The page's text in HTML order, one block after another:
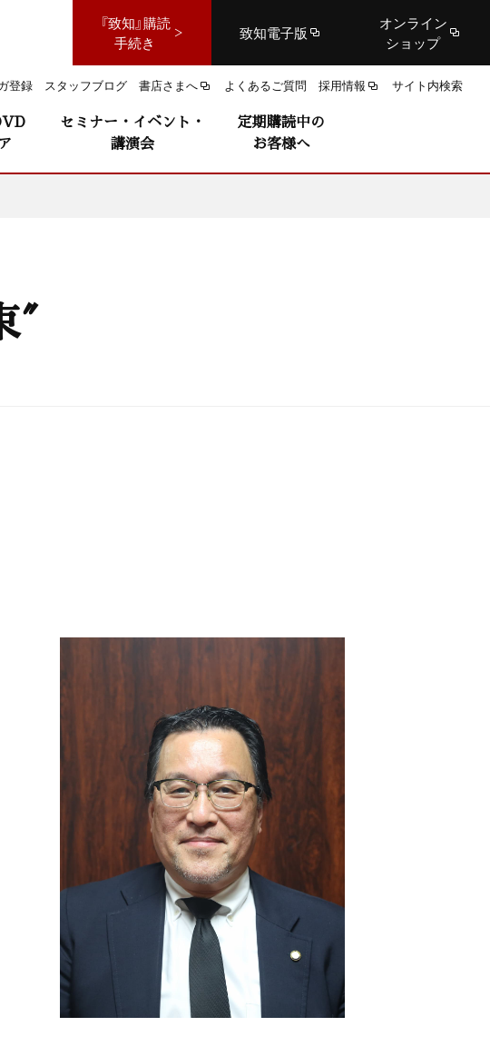
『致知』購読
手続き
致知電子版
オンライン
ショップ
登録 スタッフブログ 書店さまへ よくあるご質問 採用情報 サイト内検索
セミナー・イベント・
講演会
定期購読中の
お客様へ